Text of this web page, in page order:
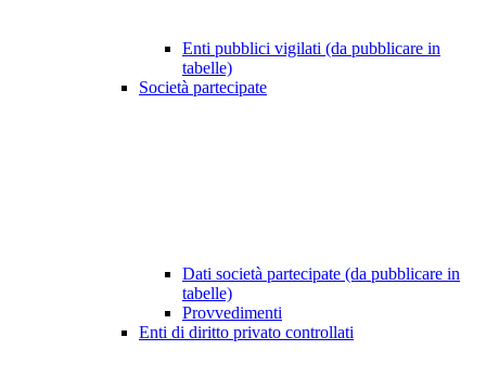
Enti pubblici vigilati (da pubblicare in
tabelle)
Società partecipate
Dati società partecipate (da pubblicare in
tabelle)
Provvedimenti
Enti di diritto privato controllati